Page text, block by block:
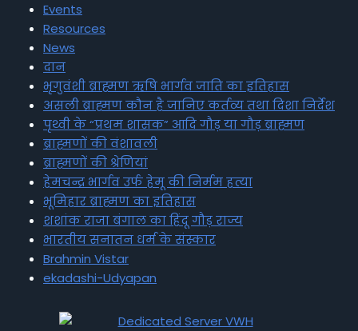
Events
Resources
News
दान
भृगुवंशी ब्राह्मण ऋषि भार्गव जाति का इतिहास
असली ब्राह्मण कौन है जानिए कर्तव्य तथा दिशा निर्देश
पृथ्वी के “प्रथम शासक” आदि गौड़ या गौड़ ब्राह्मण
ब्राह्मणों की वंशावली
ब्राह्मणों की श्रेणियां
हेमचन्द्र भार्गव उर्फ हेमू की निर्मम हत्या
भूमिहार ब्राह्मण का इतिहास
शशांक राजा बंगाल का हिंदू गौड़ राज्य
भारतीय सनातन धर्म के संस्कार
Brahmin Vistar
ekadashi-Udyapan